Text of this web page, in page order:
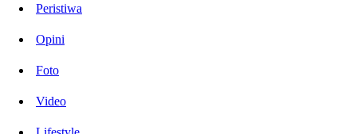
Peristiwa
Opini
Foto
Video